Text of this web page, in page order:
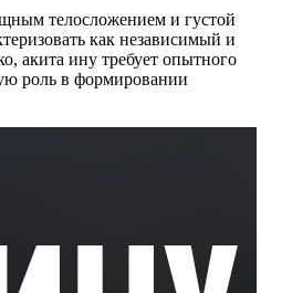
телосложением и густой
как независимый и
акита ину требует опытного
роль в формировании